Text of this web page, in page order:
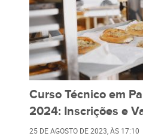
Curso Técnico em
2024: Inscrições e
25 DE AGOSTO DE 2023 , ÀS 17:10